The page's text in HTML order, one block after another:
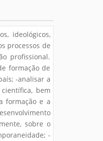
ideológicos,
processos de
profissional.
formação de
-analisar a
bem
formação e a
sobre o
-